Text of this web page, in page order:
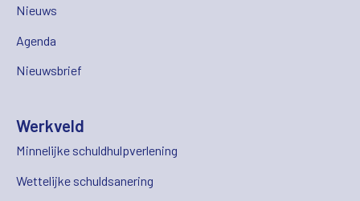
Nieuws
Agenda
Nieuwsbrief
Werkveld
Minnelijke schuldhulpverlening
Wettelijke schuldsanering